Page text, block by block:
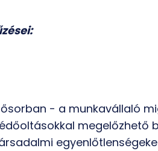
- a munkavállaló
megelőzhető